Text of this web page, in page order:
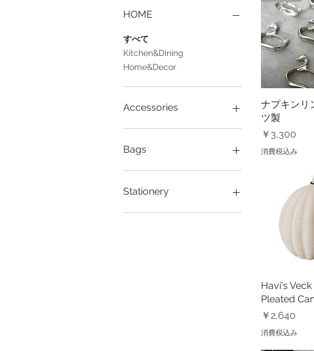
HOME
すべて
Kitchen&Dining
Home&Decor
Accessories
ヘアバンド
Bags
Bags
Stationery
ペーパーウェイト
クイッ
ナプキンリ
ツ製
価格
￥3,300
消費税込み
クイッ
Havi's
Pleated
価格
￥2,640
消費税込み